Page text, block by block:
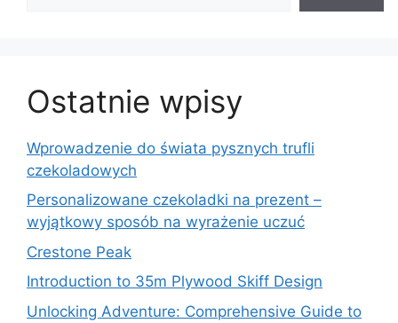
Ostatnie wpisy
Wprowadzenie do świata pysznych trufli
czekoladowych
Personalizowane czekoladki na prezent –
wyjątkowy sposób na wyrażenie uczuć
Crestone Peak
Introduction to 35m Plywood Skiff Design
Unlocking Adventure: Comprehensive Guide to